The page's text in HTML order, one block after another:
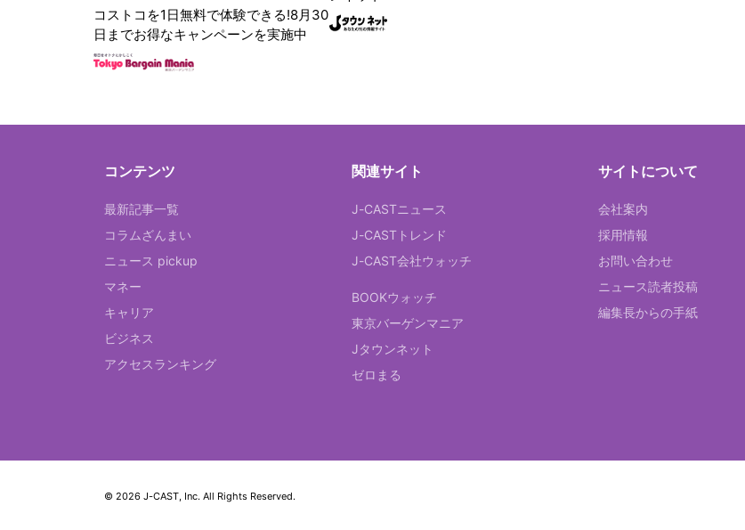
コストコを1日無料で体験できる!8月30
日までお得なキャンペーンを実施中
コンテンツ
最新記事一覧
コラムざんまい
ニュース pickup
マネー
キャリア
ビジネス
アクセスランキング
関連サイト
J-CASTニュース
J-CASTトレンド
J-CAST会社ウォッチ
BOOKウォッチ
東京バーゲンマニア
Jタウンネット
ゼロまる
サイトについて
会社案内
採用情報
お問い合わせ
ニュース読者投稿
編集長からの手紙
© 2026 J-CAST, Inc. All Rights Reserved.